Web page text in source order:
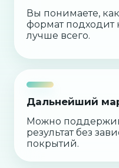
Вы понимаете,
формат подходит
лучше всего.
Дальнейший
Можно
результат без
покрытий.